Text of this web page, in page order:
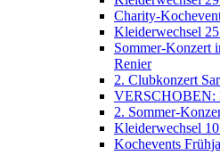
Charity-
Kleiderwechsel
Sommer-Konzert
Renier
2. Clubkonzert
VERSCHOBEN:
2. Sommer-
Kleiderwechsel
Kochevents